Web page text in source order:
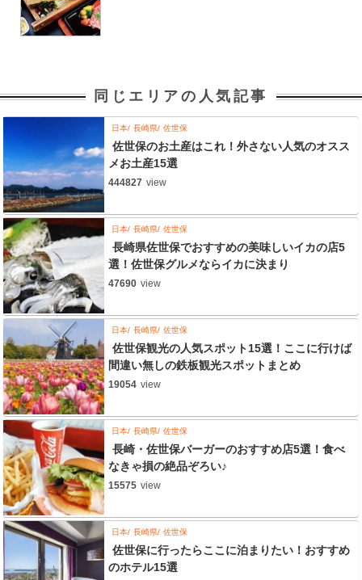
同じエリアの人気記事
日本 長崎県 佐世保
佐世保のお土産はこれ！外さない人気のオスス
メお土産15選
444827 view
日本 長崎県 佐世保
長崎県佐世保でおすすめの美味しいイカの店5
選！佐世保グルメならイカに決まり
47690 view
日本 長崎県 佐世保
佐世保観光の人気スポット15選！ここに行けば
間違い無しの鉄板観光スポットまとめ
19054 view
日本 長崎県 佐世保
長崎・佐世保バーガーのおすすめ店5選！食べ
なきゃ損の絶品ぞろい♪
15575 view
日本 長崎県 佐世保
佐世保に行ったらここに泊まりたい！おすすめ
のホテル15選